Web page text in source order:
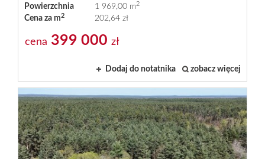
Powierzchnia 1 969,00 m2
Cena za m2 202,64 zł
cena 399 000 zł
Dodaj do notatnika zobacz więcej